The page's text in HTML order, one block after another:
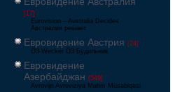
[17]
Eurovision – Australia Decides
Австралия решает
Евровидение Австрия [24]
Ö3-Wecker Ö3 Будильник
Евровидение
Азербайджан [549]
Avrovijn Avroviziya Mahnı Müsabiqəsi